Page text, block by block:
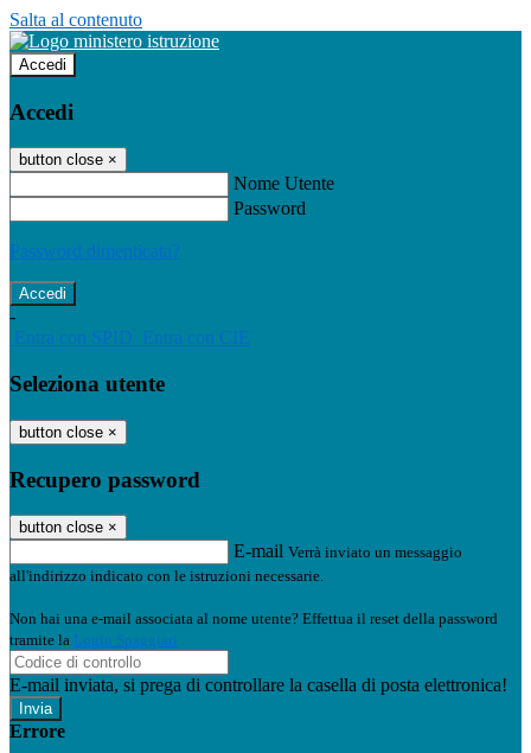
Salta al contenuto
Accedi
Accedi
button close ×
Nome Utente
Password
Password dimenticata?
-
Entra con SPID Entra con CIE
Seleziona utente
button close ×
Recupero password
button close ×
E-mail Verrà inviato un messaggio
all'indirizzo indicato con le istruzioni necessarie.
Non hai una e-mail associata al nome utente? Effettua il reset della password
tramite la Login Spaggiari
E-mail inviata, si prega di controllare la casella di posta elettronica!
Errore